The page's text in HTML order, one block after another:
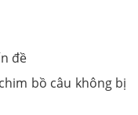
đề
bồ câu không bị